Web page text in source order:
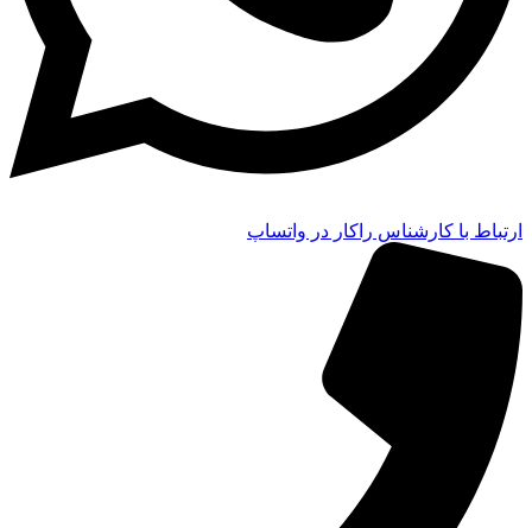
ارتباط با کارشناس راکار در واتساپ